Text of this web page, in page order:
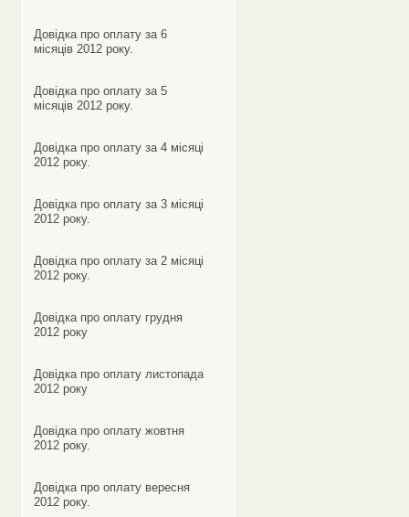
Довідка про оплату за 6
місяців 2012 року.
Довідка про оплату за 5
місяців 2012 року.
Довідка про оплату за 4 місяці
2012 року.
Довідка про оплату за 3 місяці
2012 року.
Довідка про оплату за 2 місяці
2012 року.
Довідка про оплату грудня
2012 року
Довідка про оплату листопада
2012 року
Довідка про оплату жовтня
2012 року.
Довідка про оплату вересня
2012 року.